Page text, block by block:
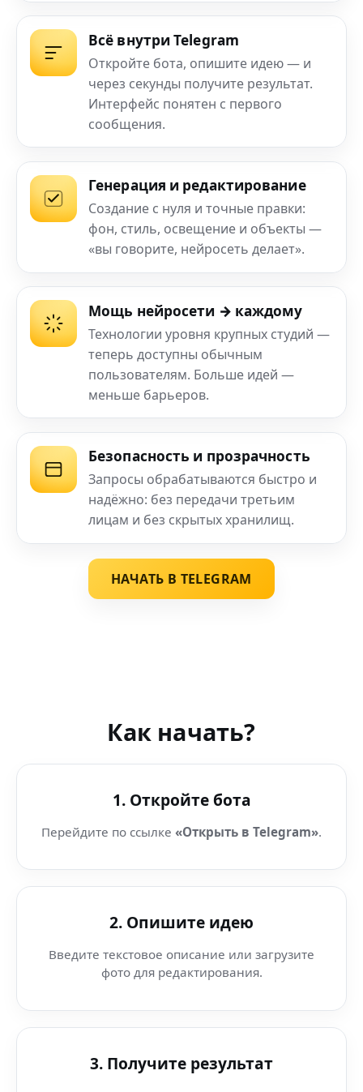
Всё внутри Telegram
Откройте бота, опишите идею — и
через секунды получите результат.
Интерфейс понятен с первого
сообщения.
Генерация и редактирование
Создание с нуля и точные правки:
фон, стиль, освещение и объекты —
«вы говорите, нейросеть делает».
Мощь нейросети → каждому
Технологии уровня крупных студий —
теперь доступны обычным
пользователям. Больше идей —
меньше барьеров.
Безопасность и прозрачность
Запросы обрабатываются быстро и
надёжно: без передачи третьим
лицам и без скрытых хранилищ.
НАЧАТЬ В TELEGRAM
Как начать?
1. Откройте бота
Перейдите по ссылке «Открыть в Telegram».
2. Опишите идею
Введите текстовое описание или загрузите
фото для редактирования.
3. Получите результат